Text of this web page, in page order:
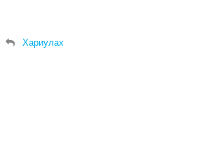
Хариулах